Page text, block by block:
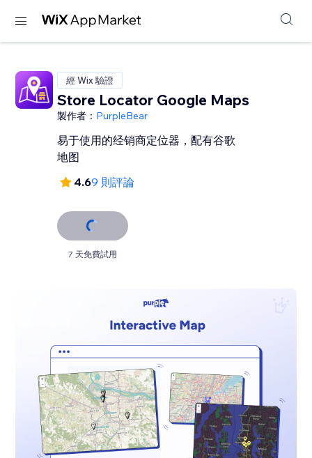
經 Wix 驗證
Store Locator Google Maps
製作者： PurpleBear
易于使用的经销商定位器，配有谷歌
地图
4.69 則評論
7 天免費試用